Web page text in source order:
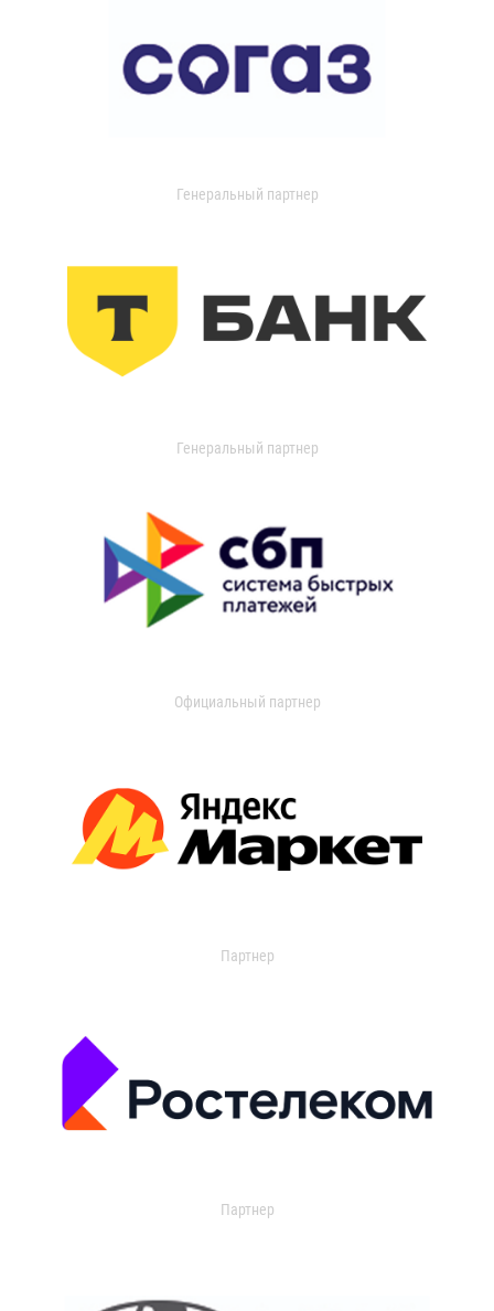
Генеральный партнер
Генеральный партнер
Официальный партнер
Партнер
Партнер